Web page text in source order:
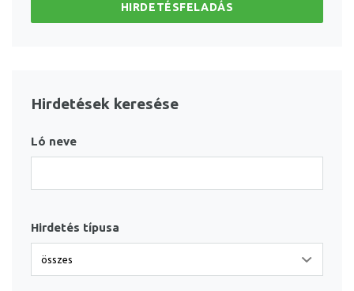
HIRDETÉSFELADÁS
Hirdetések keresése
Ló neve
Hirdetés típusa